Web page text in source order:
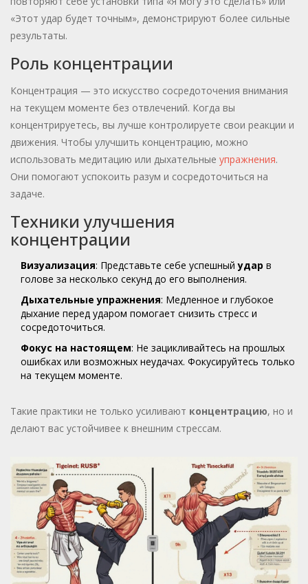
«Этот удар будет точным», демонстрируют более сильные
результаты.
Роль концентрации
Концентрация — это искусство сосредоточения внимания
на текущем моменте без отвлечений. Когда вы
концентрируетесь, вы лучше контролируете свои реакции и
движения. Чтобы улучшить концентрацию, можно
использовать медитацию или дыхательные упражнения.
Они помогают успокоить разум и сосредоточиться на
задаче.
Техники улучшения
концентрации
Визуализация: Представьте себе успешныйудар в
голове за несколько секунд до его выполнения.
Дыхательные упражнения: Медленное и глубокое
дыхание перед ударом помогает снизить стресс и
сосредоточиться.
Фокус на настоящем: Не зацикливайтесь на прошлых
ошибках или возможных неудачах. Фокусируйтесь только
на текущем моменте.
Такие практики не только усиливают концентрацию, но и
делают вас устойчивее к внешним стрессам.